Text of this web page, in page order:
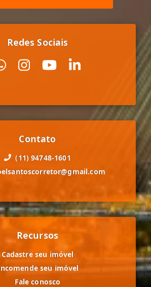
Redes Sociais
Contato
(11) 94748-1601
Recursos
Cadastre seu imóvel
seu imóvel
Fale conosco